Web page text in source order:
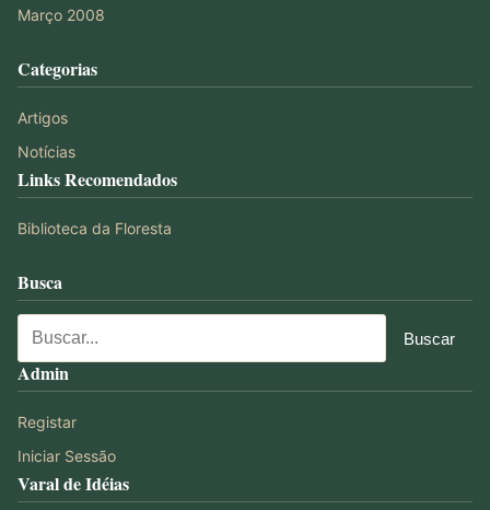
Março 2008
Categorias
Artigos
Notícias
Links Recomendados
Biblioteca da Floresta
Busca
Admin
Registar
Iniciar Sessão
Varal de Idéias